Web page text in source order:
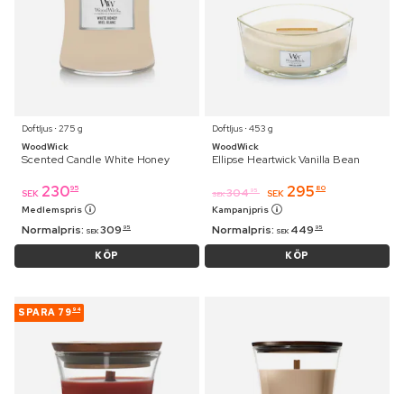
Doftljus ⋅ 275 g
WoodWick
Scented Candle White Honey
SEK 23095
Medlemspris
Normalpris: SEK 309 95
KÖP
Doftljus ⋅ 453 g
WoodWick
Ellipse Heartwick Vanilla Bean
SEK 304 95 SEK 295 80
Kampanjpris
Normalpris: SEK 449 95
KÖP
SPARA 79 94